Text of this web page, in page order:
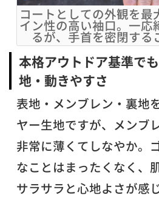
コートとしての外観を最
イン性の高い袖口。一応
るが、手首を密閉する
本格アウトドア基準で
地・動きやすさ
表地・メンブレン・裏地
ヤー生地ですが、メンブ
非常に薄くてしなやか。
なことはまったくなく、
サラサラと心地よさが感